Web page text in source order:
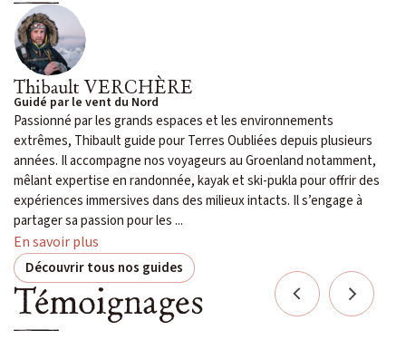
Thibault VERCHÈRE
Guidé par le vent du Nord
Passionné par les grands espaces et les environnements
extrêmes, Thibault guide pour Terres Oubliées depuis plusieurs
années. Il accompagne nos voyageurs au Groenland notamment,
mêlant expertise en randonnée, kayak et ski-pukla pour offrir des
expériences immersives dans des milieux intacts. Il s’engage à
partager sa passion pour les ...
En savoir plus
Découvrir tous nos guides
Témoignages